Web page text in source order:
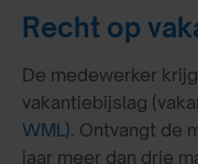
Recht op
De medewerker
vakantiebijslag
WML). Ontvangt de
jaar meer dan drie